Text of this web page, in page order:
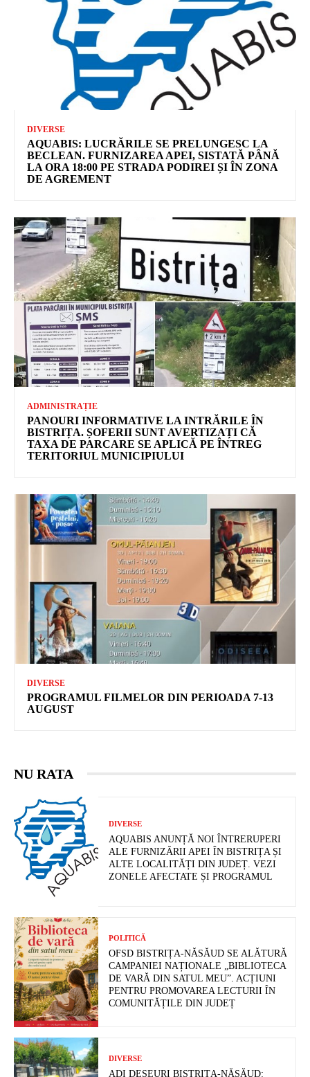
DIVERSE
AQUABIS: LUCRĂRILE SE PRELUNGESC LA
BECLEAN. FURNIZAREA APEI, SISTATĂ PÂNĂ
LA ORA 18:00 PE STRADA PODIREI ȘI ÎN ZONA
DE AGREMENT
ADMINISTRAȚIE
PANOURI INFORMATIVE LA INTRĂRILE ÎN
BISTRIȚA. ȘOFERII SUNT AVERTIZAȚI CĂ
TAXA DE PARCARE SE APLICĂ PE ÎNTREG
TERITORIUL MUNICIPIULUI
DIVERSE
PROGRAMUL FILMELOR DIN PERIOADA 7-13
AUGUST
NU RATA
DIVERSE
AQUABIS ANUNȚĂ NOI ÎNTRERUPERI
ALE FURNIZĂRII APEI ÎN BISTRIȚA ȘI
ALTE LOCALITĂȚI DIN JUDEȚ. VEZI
ZONELE AFECTATE ȘI PROGRAMUL
POLITICĂ
OFSD BISTRIȚA-NĂSĂUD SE ALĂTURĂ
CAMPANIEI NAȚIONALE „BIBLIOTECA
DE VARĂ DIN SATUL MEU”. ACȚIUNI
PENTRU PROMOVAREA LECTURII ÎN
COMUNITĂȚILE DIN JUDEȚ
DIVERSE
ADI DEȘEURI BISTRIȚA-NĂSĂUD: